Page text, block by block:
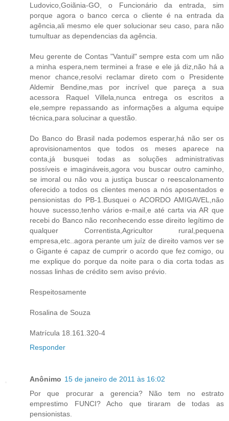
Ludovico,Goiãnia-GO, o Funcionário da entrada, sim
porque agora o banco cerca o cliente é na entrada da
agência,ali mesmo ele quer solucionar seu caso, para não
tumultuar as dependencias da agência.
Meu gerente de Contas "Vantuil" sempre esta com um não
a minha espera,nem terminei a frase e ele já diz,não há a
menor chance,resolvi reclamar direto com o Presidente
Aldemir Bendine,mas por incrível que pareça a sua
acessora Raquel Villela,nunca entrega os escritos a
ele,sempre repassando as informações a alguma equipe
técnica,para solucinar a questão.
Do Banco do Brasil nada podemos esperar,há não ser os
aprovisionamentos que todos os meses aparece na
conta,já busquei todas as soluções administrativas
possíveis e imagináveis,agora vou buscar outro caminho,
se imoral ou não vou a justiça buscar o reescalonamento
oferecido a todos os clientes menos a nós aposentados e
pensionistas do PB-1.Busquei o ACORDO AMIGAVEL,não
houve sucesso,tenho vários e-mail,e até carta via AR que
recebi do Banco não reconhecendo esse direito legítimo de
qualquer Correntista,Agricultor rural,pequena
empresa,etc..agora perante um juíz de direito vamos ver se
o Gigante é capaz de cumprir o acordo que fez comigo, ou
me explique do porque da noite para o dia corta todas as
nossas linhas de crédito sem aviso prévio.
Respeitosamente
Rosalina de Souza
Matrícula 18.161.320-4
Responder
Anônimo 15 de janeiro de 2011 às 16:02
Por que procurar a gerencia? Não tem no estrato
emprestimo FUNCI? Acho que tiraram de todas as
pensionistas.